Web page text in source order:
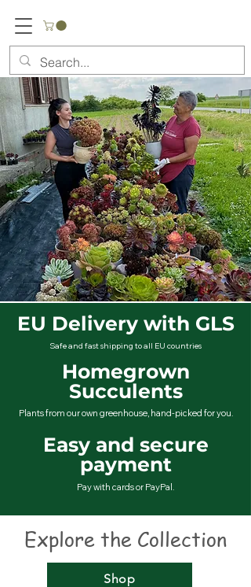
EU Delivery with GLS
Safe and fast shipping to all EU countries
Plants from our own greenhouse, hand-picked for you.
Easy and secure
payment
Homegrown
Succulents
Pay with cards or PayPal.
Explore the Collection
Shop